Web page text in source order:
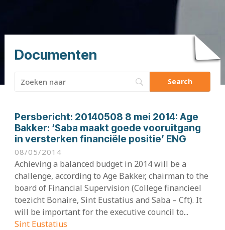
Documenten
Zoeken
Persbericht: 20140508 8 mei 2014: Age
Bakker: ‘Saba maakt goede vooruitgang
in versterken financiële positie’ ENG
08/05/2014
Achieving a balanced budget in 2014 will be a
challenge, according to Age Bakker, chairman to the
board of Financial Supervision (College financieel
toezicht Bonaire, Sint Eustatius and Saba – Cft). It
will be important for the executive council to...
Sint Eustatius